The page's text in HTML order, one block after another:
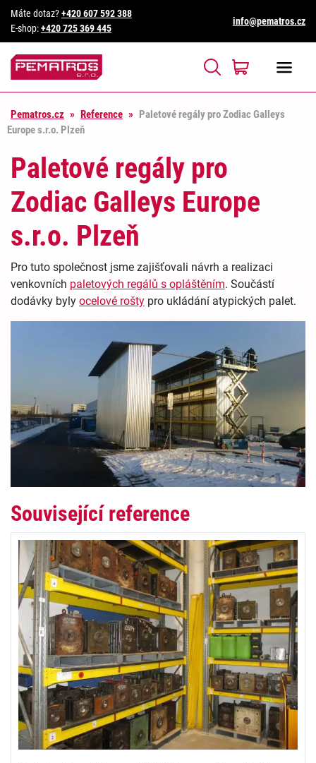
Máte dotaz?+420 607 592 388
E-shop:+420 725 369 445
info@pematros.cz
Pematros.cz » Reference » Paletové regály pro Zodiac Galleys
Europe s.r.o. Plzeň
Paletové regály pro
Zodiac Galleys Europe
s.r.o. Plzeň
Pro tuto společnost jsme zajišťovali návrh a realizaci
venkovních paletových regálů s opláštěním. Součástí
dodávky byly ocelové rošty pro ukládání atypických palet.
Související reference